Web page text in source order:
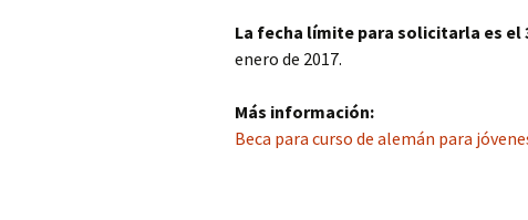
La fecha límite para solicitarla es el
enero de 2017.
Más información:
Beca para curso de alemán para